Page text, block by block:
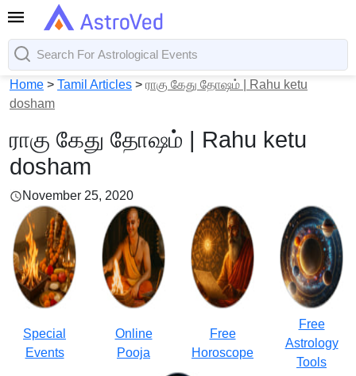
Home > Tamil Articles > ராகு கேது தோஷம் | Rahu ketu
dosham
ராகு கேது தோஷம் | Rahu ketu
dosham
November 25, 2020
Special
Events
Online
Pooja
Free
Horoscope
Free
Astrology
Tools